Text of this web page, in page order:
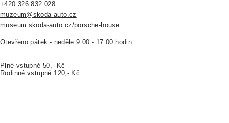
+420 326 832 028
muzeum@skoda-auto.cz
museum.skoda-auto.cz/porsche-house
Otevřeno pátek - neděle 9:00 - 17:00 hodin
Plné vstupné 50,- Kč
Rodinné vstupné 120,- Kč